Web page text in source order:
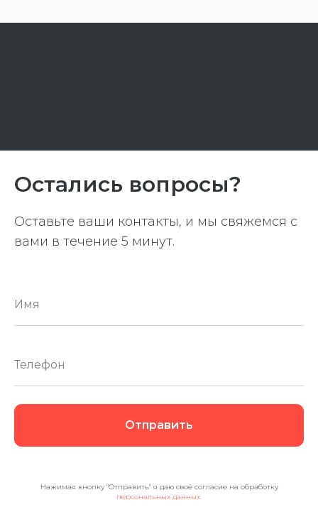
Остались вопросы?
Оставьте ваши контакты, и мы свяжемся с
вами в течение 5 минут.
Отправить
Нажимая кнопку "Отправить" я даю своё согласие на обработку
персональных данных.